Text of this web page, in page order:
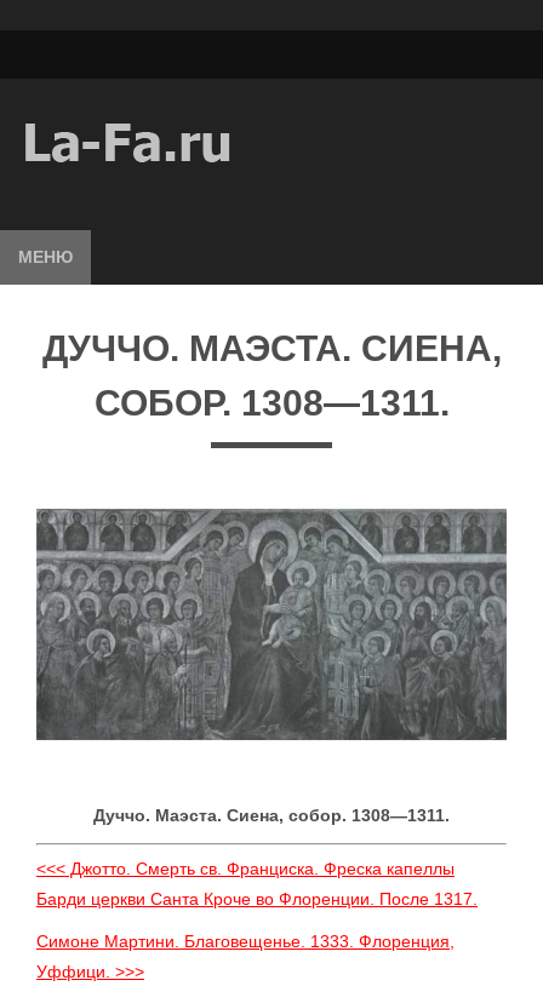
МЕНЮ
ДУЧЧО. МАЭСТА. СИЕНА,
СОБОР. 1308—1311.
Дуччо. Маэста. Сиена, собор. 1308—1311.
<<< Джотто. Смерть св. Франциска. Фреска капеллы
Барди церкви Санта Кроче во Флоренции. После 1317.
Симоне Мартини. Благовещенье. 1333. Флоренция,
Уффици. >>>